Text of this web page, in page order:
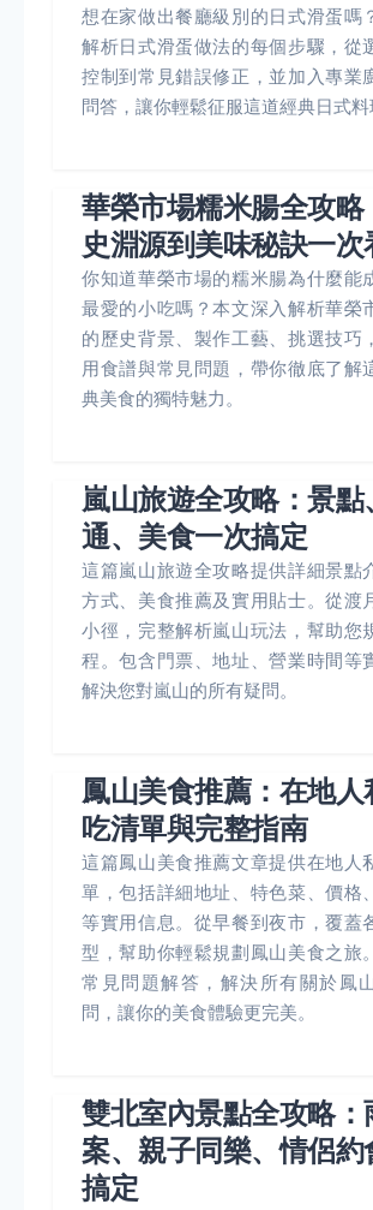
想在家做出餐廳級別的日式滑蛋嗎
解析日式滑蛋做法的每個步驟，從
控制到常見錯誤修正，並加入專業
問答，讓你輕鬆征服這道經典日式料
華榮市場糯米腸全攻略
史淵源到美味秘訣一次
你知道華榮市場的糯米腸為什麼能
最愛的小吃嗎？本文深入解析華榮
的歷史背景、製作工藝、挑選技巧
用食譜與常見問題，帶你徹底了解
典美食的獨特魅力。
嵐山旅遊全攻略：景點
通、美食一次搞定
這篇嵐山旅遊全攻略提供詳細景點
方式、美食推薦及實用貼士。從渡
小徑，完整解析嵐山玩法，幫助您
程。包含門票、地址、營業時間等
解決您對嵐山的所有疑問。
鳳山美食推薦：在地人
吃清單與完整指南
這篇鳳山美食推薦文章提供在地人
單，包括詳細地址、特色菜、價格
等實用信息。從早餐到夜市，覆蓋
型，幫助你輕鬆規劃鳳山美食之旅
常見問題解答，解決所有關於鳳
問，讓你的美食體驗更完美。
雙北室內景點全攻略：
案、親子同樂、情侶約
搞定